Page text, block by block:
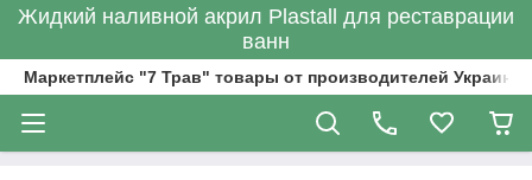
Жидкий наливной акрил Plastall для реставрации
ванн
Маркетплейс "7 Трав" товары от производителей